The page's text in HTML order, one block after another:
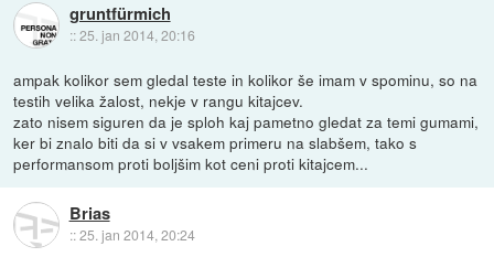
gruntfürmich
::25. jan 2014, 20:16
ampak kolikor sem gledal teste in kolikor še imam v spominu, so na
testih velika žalost, nekje v rangu kitajcev.
zato nisem siguren da je sploh kaj pametno gledat za temi gumami,
ker bi znalo biti da si v vsakem primeru na slabšem, tako s
performansom proti boljšim kot ceni proti kitajcem...
Brias
::25. jan 2014, 20:24